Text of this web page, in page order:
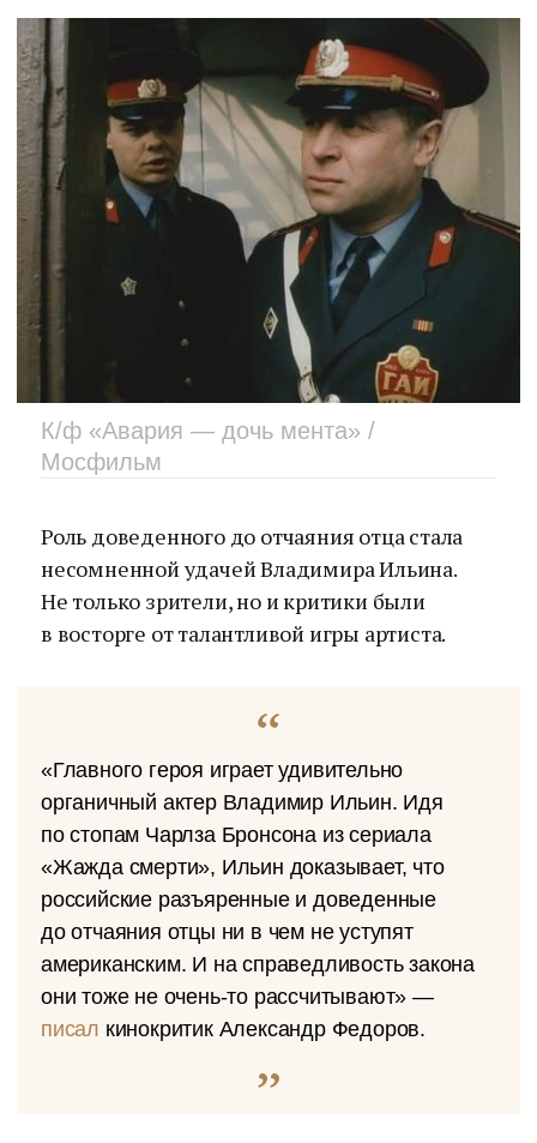
К/ф «Авария — дочь мента» /
Мосфильм
Роль доведенного до отчаяния отца стала
несомненной удачей Владимира Ильина.
Не только зрители, но и критики были
в восторге от талантливой игры артиста.
«Главного героя играет удивительно
органичный актер Владимир Ильин. Идя
по стопам Чарлза Бронсона из сериала
«Жажда смерти», Ильин доказывает, что
российские разъяренные и доведенные
до отчаяния отцы ни в чем не уступят
американским. И на справедливость закона
они тоже не очень-то рассчитывают» —
писал кинокритик Александр Федоров.